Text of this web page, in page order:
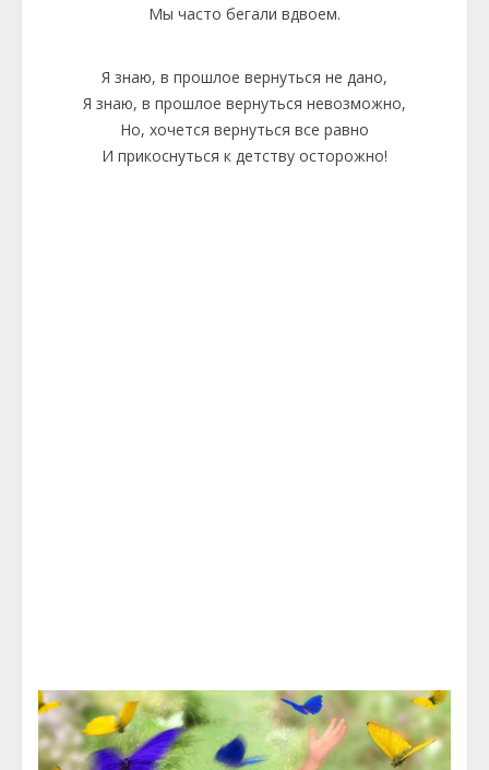
Мы часто бегали вдвоем.
Я знаю, в прошлое вернуться не дано,
Я знаю, в прошлое вернуться невозможно,
Но, хочется вернуться все равно
И прикоснуться к детству осторожно!